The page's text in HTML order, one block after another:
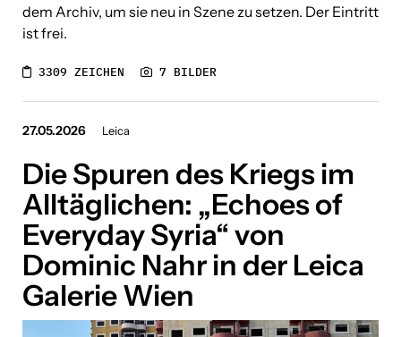
dem Archiv, um sie neu in Szene zu setzen. Der Eintritt
ist frei.
3309 ZEICHEN 7 BILDER
27.05.2026 Leica
Die Spuren des Kriegs im
Alltäglichen: „Echoes of
Everyday Syria“ von
Dominic Nahr in der Leica
Galerie Wien